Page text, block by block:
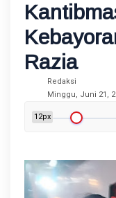
Razia
Redaksi
Minggu, Juni 21,
12px